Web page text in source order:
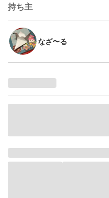
持ち主
なざ〜る